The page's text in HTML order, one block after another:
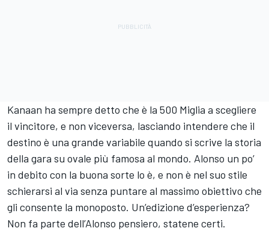
Kanaan ha sempre detto che è la 500 Miglia a scegliere
il vincitore, e non viceversa, lasciando intendere che il
destino è una grande variabile quando si scrive la storia
della gara su ovale più famosa al mondo. Alonso un po’
in debito con la buona sorte lo è, e non è nel suo stile
schierarsi al via senza puntare al massimo obiettivo che
gli consente la monoposto. Un’edizione d’esperienza?
Non fa parte dell’Alonso pensiero, statene certi.